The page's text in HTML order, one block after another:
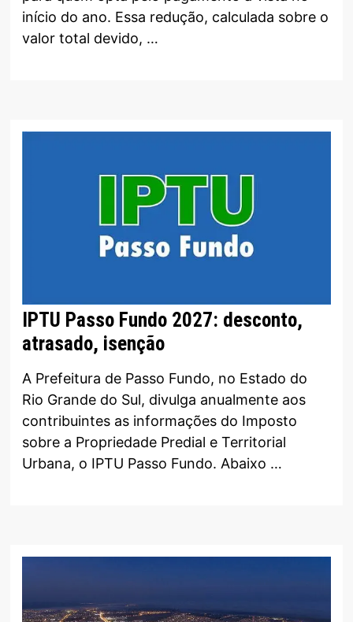
início do ano. Essa redução, calculada sobre o
valor total devido, …
IPTU Passo Fundo 2027: desconto,
atrasado, isenção
A Prefeitura de Passo Fundo, no Estado do
Rio Grande do Sul, divulga anualmente aos
contribuintes as informações do Imposto
sobre a Propriedade Predial e Territorial
Urbana, o IPTU Passo Fundo. Abaixo …